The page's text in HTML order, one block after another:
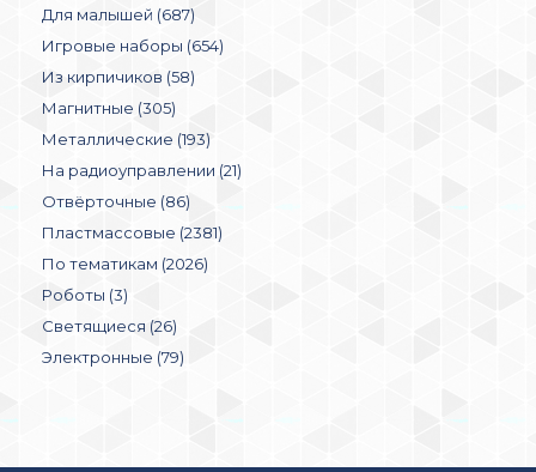
Для малышей (687)
Игровые наборы (654)
Из кирпичиков (58)
Магнитные (305)
Металлические (193)
На радиоуправлении (21)
Отвёрточные (86)
Пластмассовые (2381)
По тематикам (2026)
Роботы (3)
Светящиеся (26)
Электронные (79)